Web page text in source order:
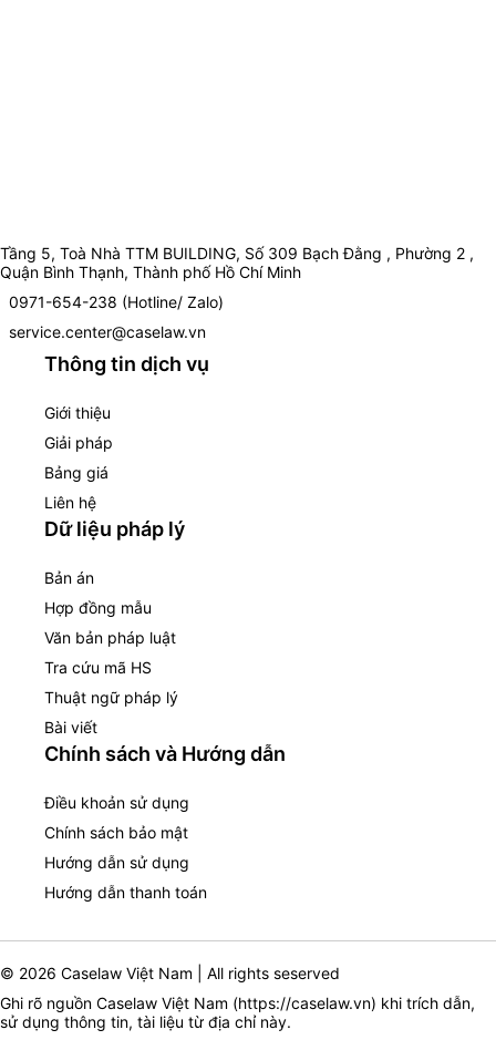
Tầng 5, Toà Nhà TTM BUILDING, Số 309 Bạch Đằng , Phường 2 ,
Quận Bình Thạnh, Thành phố Hồ Chí Minh
0971-654-238 (Hotline/ Zalo)
service.center@caselaw.vn
Thông tin dịch vụ
Giới thiệu
Giải pháp
Bảng giá
Liên hệ
Dữ liệu pháp lý
Bản án
Hợp đồng mẫu
Văn bản pháp luật
Tra cứu mã HS
Thuật ngữ pháp lý
Bài viết
Chính sách và Hướng dẫn
Điều khoản sử dụng
Chính sách bảo mật
Hướng dẫn sử dụng
Hướng dẫn thanh toán
© 2026 Caselaw Việt Nam | All rights seserved
Ghi rõ nguồn Caselaw Việt Nam (https://caselaw.vn) khi trích dẫn,
sử dụng thông tin, tài liệu từ địa chỉ này.